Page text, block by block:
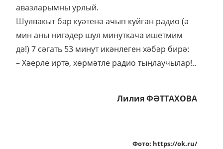
авазларымны урлый.
Шулвакыт бар куәтенә ачып куйган радио (ә
мин аны нигәдер шул минуткача ишетмим
дә!) 7 сәгать 53 минут икәнлеген хәбәр бирә:
– Хәерле иртә, хөрмәтле радио тыңлаучылар!..
Лилия ФӘТТАХОВА
Фото: https://ok.ru/